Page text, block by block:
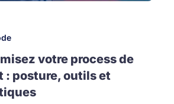
votre process de
: posture, outils et